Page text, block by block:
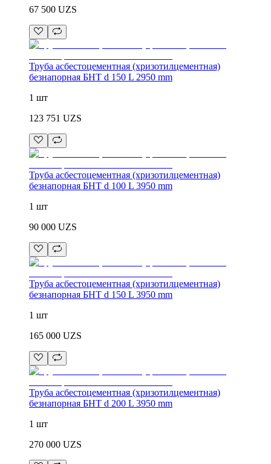
67 500 UZS
Труба асбестоцементная (хризотилцементная)
безнапорная БНТ d 150 L 2950 mm
1 шт
123 751 UZS
Труба асбестоцементная (хризотилцементная)
безнапорная БНТ d 100 L 3950 mm
1 шт
90 000 UZS
Труба асбестоцементная (хризотилцементная)
безнапорная БНТ d 150 L 3950 mm
1 шт
165 000 UZS
Труба асбестоцементная (хризотилцементная)
безнапорная БНТ d 200 L 3950 mm
1 шт
270 000 UZS